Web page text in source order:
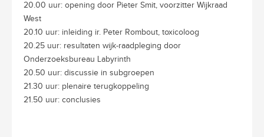
20.00 uur: opening door Pieter Smit, voorzitter Wijkraad
West
20.10 uur: inleiding ir. Peter Rombout, toxicoloog
20.25 uur: resultaten wijk-raadpleging door
Onderzoeksbureau Labyrinth
20.50 uur: discussie in subgroepen
21.30 uur: plenaire terugkoppeling
21.50 uur: conclusies